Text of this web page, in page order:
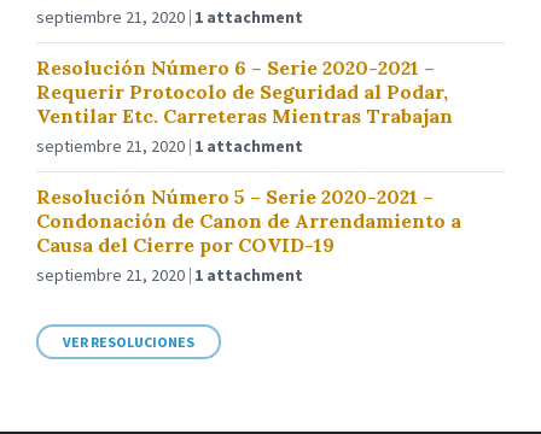
septiembre 21, 2020 1 attachment
Resolución Número 6 – Serie 2020-2021 –
Requerir Protocolo de Seguridad al Podar,
Ventilar Etc. Carreteras Mientras Trabajan
septiembre 21, 2020 1 attachment
Resolución Número 5 – Serie 2020-2021 –
Condonación de Canon de Arrendamiento a
Causa del Cierre por COVID-19
septiembre 21, 2020 1 attachment
VER RESOLUCIONES